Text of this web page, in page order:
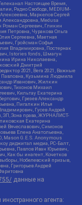
Настоящее Время,
Радио Свобода, MEDIUM-
Маркелов Сергей
Александровна, Medusa
Сергеевич, Гликин
Петровна, Чуракова Ольга
Сергеевна, Маетная
Гройсман Софья
Владимировна, Постернак
Istories fonds, Шмагун
Ирина Николаевна,
Дмитрий
2021, Вега 2021, Важные
Павловна, Кузьмина Людмила
Иванович, Жилкин
Тихонов Михаил
Кильтау Екатерина
Грезев Александр
Пигалкин Илья
Гусев Андрей
ЗП, Зона права, ЖУРНАЛИСТ-
Екатерина
Вячеславович, Симонов
Елена Анатольевна,
Mason G.E.S. Anonymous
диджитал медиа, РС-Балт,
Павлов Иван Юрьевич,
Как бы инагент, Кочетков
Нобелевский призыв,
Григорьев Андрей
данные на
агента: